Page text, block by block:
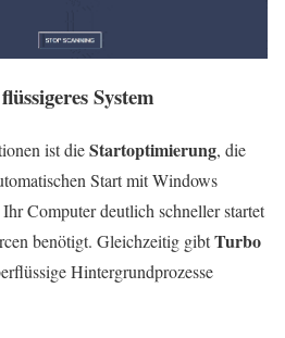
System
ist dieStartoptimierung, die
Start mit Windows
Computer deutlich schneller startet
benötigt. Gleichzeitig gibtTurbo
Hintergrundprozesse